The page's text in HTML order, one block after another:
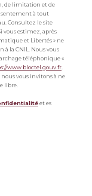
de limitation et de
à tout
Consultez le site
vous estimez, après
et Libertés » ne
à la CNIL. Nous vous
téléphonique «
www.bloctel.gouv.fr
nous vous invitons à ne
libre.
et es